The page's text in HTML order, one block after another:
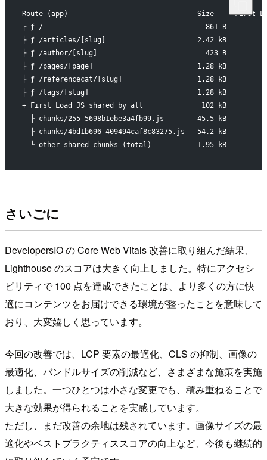
Route (app)                               Size     First
┌ ƒ /                                       861 B
├ ƒ /articles/[slug]                      2.42 kB
├ ƒ /author/[slug]                          423 B
├ ƒ /pages/[page]                         1.28 kB
├ ƒ /referencecat/[slug]                  1.28 kB
├ ƒ /tags/[slug]                          1.28 kB
+ First Load JS shared by all              102 kB
  ├ chunks/255-5698b1ebe3a4fb99.js        45.5 kB
  ├ chunks/4bd1b696-409494caf8c83275.js   54.2 kB
  └ other shared chunks (total)           1.95 kB
さいごに
DevelopersIO の Core Web Vitals 改善に取り組んだ結果、
Lighthouse のスコアは大きく向上しました。特にアクセシ
ビリティで 100 点を達成できたことは、より多くの方に快
適にコンテンツをお届けできる環境が整ったことを意味して
おり、大変嬉しく思っています。
今回の改善では、LCP 要素の最適化、CLS の抑制、画像の
最適化、バンドルサイズの削減など、さまざまな施策を実施
しました。一つひとつは小さな変更でも、積み重ねることで
大きな効果が得られることを実感しています。
ただし、まだ改善の余地は残されています。画像サイズの最
適化やベストプラクティススコアの向上など、今後も継続的